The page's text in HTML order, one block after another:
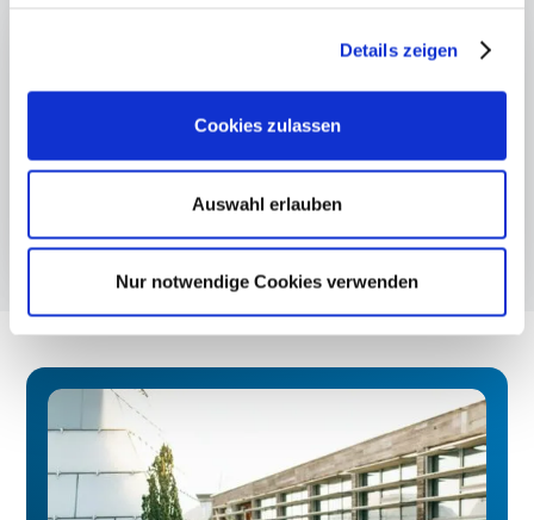
Details zeigen
Cookies zulassen
Auswahl erlauben
Nur notwendige Cookies verwenden